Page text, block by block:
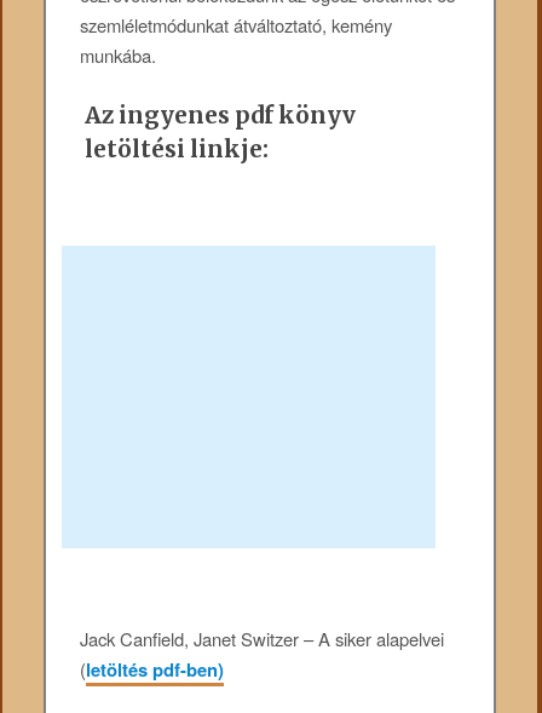
szemléletmódunkat átváltoztató, kemény
munkába.
Az ingyenes pdf könyv
letöltési linkje:
Jack Canfield, Janet Switzer – A siker alapelvei
(letöltés pdf-ben)